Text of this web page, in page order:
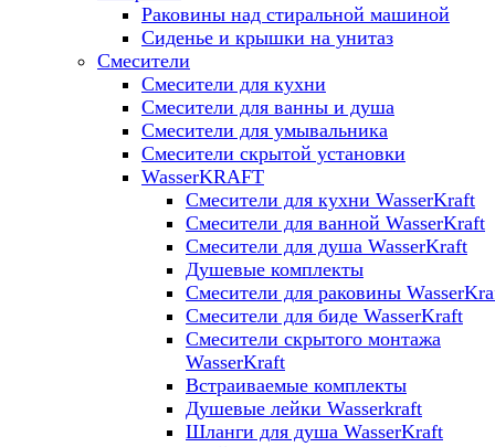
Раковины над стиральной машиной
Сиденье и крышки на унитаз
Смесители
Смесители для кухни
Смесители для ванны и душа
Смесители для умывальника
Смесители скрытой установки
WasserKRAFT
Смесители для кухни WasserKraft
Смесители для ванной WasserKraft
Смесители для душа WasserKraft
Душевые комплекты
Смесители для раковины
Смесители для биде WasserKraft
Смесители скрытого монтажа
WasserKraft
Встраиваемые комплекты
Душевые лейки Wasserkraft
Шланги для душа WasserKraft